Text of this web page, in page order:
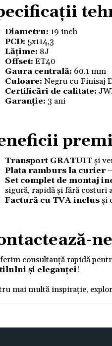
Diametru: 19 inch
PCD: 5x114,3
Lățime: 8J
Offset: ET40
Gaura centrală: 60.1 mm
Culoare: Negru cu Finisaj
Certificări de calitate:
Garanție: 3 ani
Transport GRATUITși
Plata ramburs la curier
Set complet de montaj
sigură, rapidă și fără costuri
Factură cu TVA inclusși
consultanță rapidă
și eleganței!
mai multă inspirație,